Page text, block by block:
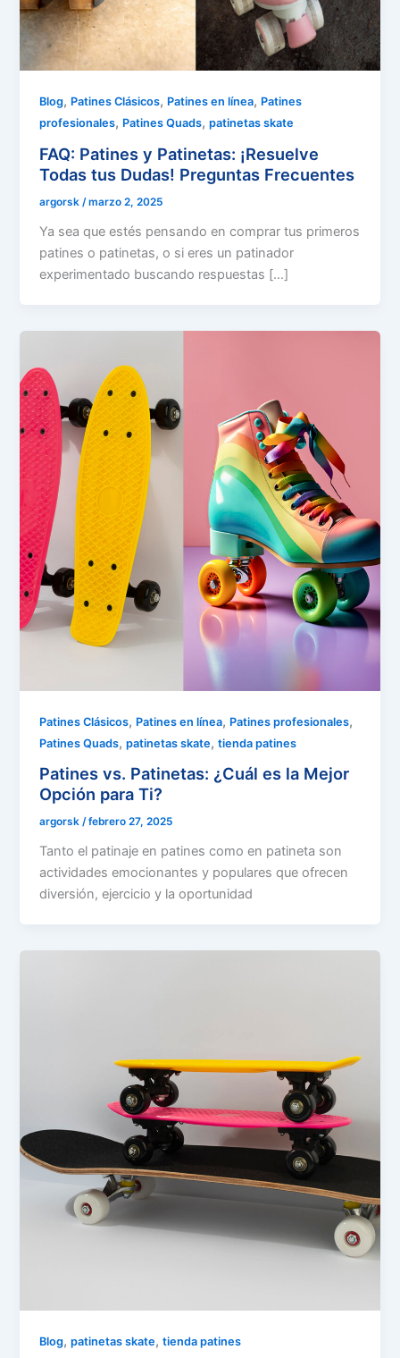
Blog, Patines Clásicos, Patines en línea, Patines
profesionales, Patines Quads,patinetas skate
FAQ: Patines y Patinetas: ¡Resuelve
Todas tus Dudas! Preguntas Frecuentes
argorsk /marzo 2, 2025
Ya sea que estés pensando en comprar tus primeros
patines o patinetas, o si eres un patinador
experimentado buscando respuestas […]
Patines Clásicos, Patines en línea, Patines profesionales,
Patines Quads,patinetas skate,tienda patines
Patines vs. Patinetas: ¿Cuál es la Mejor
Opción para Ti?
argorsk/febrero 27, 2025
Tanto el patinaje en patines como en patineta son
actividades emocionantes y populares que ofrecen
diversión, ejercicio y la oportunidad
Blog,patinetas skate,tienda patines